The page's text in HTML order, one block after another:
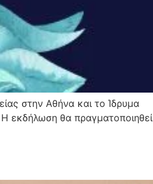
στην Αθήνα και το Ίδρυμα
εκδήλωση θα πραγματοποιηθεί